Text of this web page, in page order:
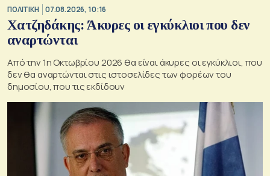
ΠΟΛΙΤΙΚΗ 07.08.2026, 10:16
Χατζηδάκης: Άκυρες οι εγκύκλιοι που δεν
αναρτώνται
Από την 1η Οκτωβρίου 2026 θα είναι άκυρες οι εγκύκλιοι, που
δεν θα αναρτώνται στις ιστοσελίδες των φορέων του
δημοσίου, που τις εκδίδουν